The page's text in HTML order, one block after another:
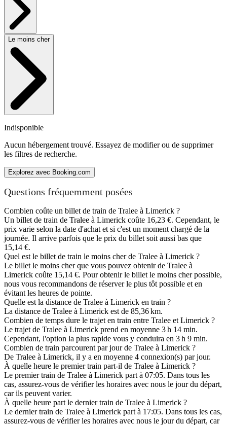
Le moins cher
Indisponible
Aucun hébergement trouvé. Essayez de modifier ou de supprimer
les filtres de recherche.
Explorez avec Booking.com
Questions fréquemment posées
Combien coûte un billet de train de Tralee à Limerick ?
Un billet de train de Tralee à Limerick coûte 16,23 €. Cependant, le
prix varie selon la date d'achat et si c'est un moment chargé de la
journée. Il arrive parfois que le prix du billet soit aussi bas que
15,14 €.
Quel est le billet de train le moins cher de Tralee à Limerick ?
Le billet le moins cher que vous pouvez obtenir de Tralee à
Limerick coûte 15,14 €. Pour obtenir le billet le moins cher possible,
nous vous recommandons de réserver le plus tôt possible et en
évitant les heures de pointe.
Quelle est la distance de Tralee à Limerick en train ?
La distance de Tralee à Limerick est de 85,36 km.
Combien de temps dure le trajet en train entre Tralee et Limerick ?
Le trajet de Tralee à Limerick prend en moyenne 3 h 14 min.
Cependant, l'option la plus rapide vous y conduira en 3 h 9 min.
Combien de train parcourent par jour de Tralee à Limerick ?
De Tralee à Limerick, il y a en moyenne 4 connexion(s) par jour.
À quelle heure le premier train part-il de Tralee à Limerick ?
Le premier train de Tralee à Limerick part à 07:05. Dans tous les
cas, assurez-vous de vérifier les horaires avec nous le jour du départ,
car ils peuvent varier.
À quelle heure part le dernier train de Tralee à Limerick ?
Le dernier train de Tralee à Limerick part à 17:05. Dans tous les cas,
assurez-vous de vérifier les horaires avec nous le jour du départ, car